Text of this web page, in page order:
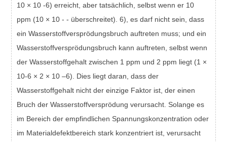
10 × 10 -6) erreicht, aber tatsächlich, selbst wenn er 10
ppm (10 × 10 - - überschreitet). 6), es darf nicht sein, dass
ein Wasserstoffversprödungsbruch auftreten muss; und ein
Wasserstoffversprödungsbruch kann auftreten, selbst wenn
der Wasserstoffgehalt zwischen 1 ppm und 2 ppm liegt (1 ×
10-6 × 2 × 10 –6). Dies liegt daran, dass der
Wasserstoffgehalt nicht der einzige Faktor ist, der einen
Bruch der Wasserstoffversprödung verursacht. Solange es
im Bereich der empfindlichen Spannungskonzentration oder
im Materialdefektbereich stark konzentriert ist, verursacht